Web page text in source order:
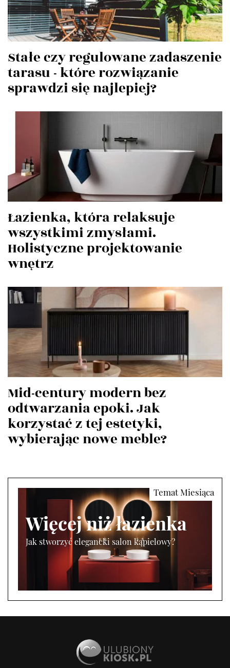
Stałe czy regulowane zadaszenie
tarasu - które rozwiązanie
sprawdzi się najlepiej?
Łazienka, która relaksuje
wszystkimi zmysłami.
Holistyczne projektowanie
wnętrz
Mid-century modern bez
odtwarzania epoki. Jak
korzystać z tej estetyki,
wybierając nowe meble?
Więcej niż łazienka
Jak stworzyć elegancki salon kąpielowy?